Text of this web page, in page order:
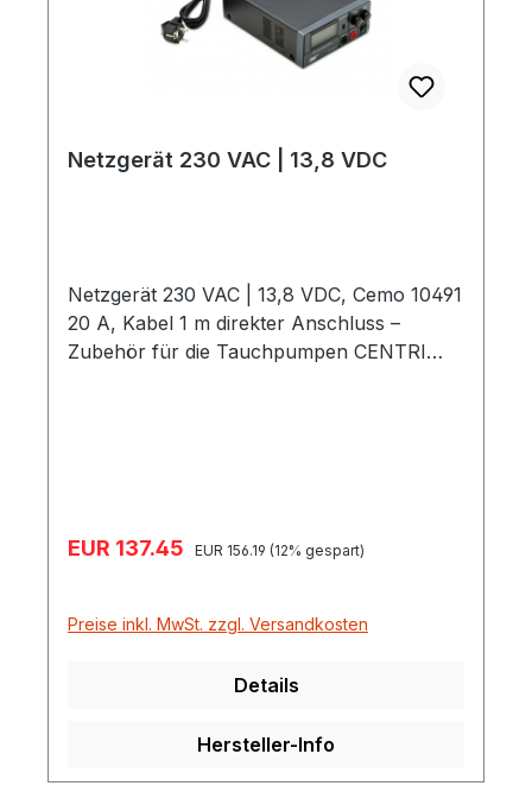
Netzgerät 230 VAC | 13,8 VDC
Netzgerät 230 VAC | 13,8 VDC, Cemo 10491
20 A, Kabel 1 m direkter Anschluss –
Zubehör für die Tauchpumpen CENTRI
Verkaufspreis:
EUR 137.45 Regulärer Preis:
EUR 156.19 (12% gespart)
Preise inkl. MwSt. zzgl. Versandkosten
Details
Hersteller-Info